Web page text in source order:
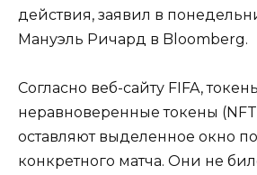
действия, заявил в
Мануэль Ричард в Bloomberg.
Согласно веб-сайту FIFA,
неравноверенные токены
оставляют выделенное окно
конкретного матча. Они не